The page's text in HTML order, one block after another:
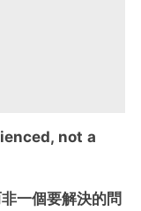
not a
一個要解決的問